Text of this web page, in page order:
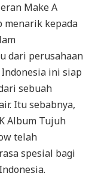
Make A
menarik kepada
dari perusahaan
ini siap
sebuah
Itu sebabnya,
Album Tujuh
telah
spesial bagi